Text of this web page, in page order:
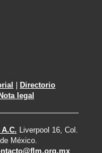
Directorio
Nota legal
Liverpool 16, Col.
México.